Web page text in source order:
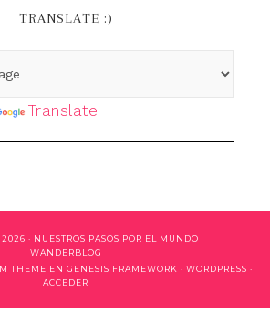
TRANSLATE :)
Translate
· NUESTROS PASOS POR EL MUNDO
WANDERBLOG
THEME EN GENESIS FRAMEWORK · WORDPRESS ·
ACCEDER